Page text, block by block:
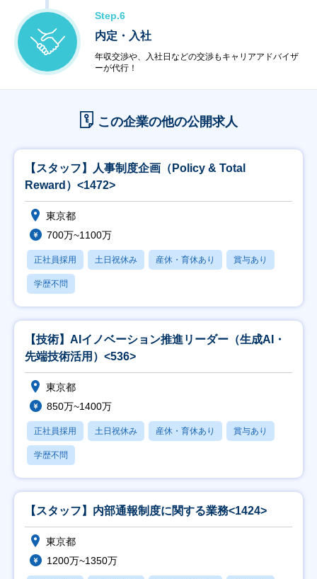
Step.6
内定・入社
年収交渉や、入社日などの交渉もキャリアアドバイザ
ーが代行！
この企業の他の公開求人
【スタッフ】人事制度企画（Policy & Total
Reward）<1472>
東京都
700万~1100万
正社員採用 土日祝休み 産休・育休あり 賞与あり
学歴不問
【技術】AIイノベーション推進リーダー（生成AI・
先端技術活用）<536>
東京都
850万~1400万
正社員採用 土日祝休み 産休・育休あり 賞与あり
学歴不問
【スタッフ】内部通報制度に関する業務<1424>
東京都
1200万~1350万